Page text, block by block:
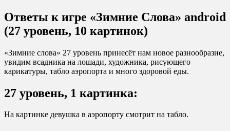
Ответы к игре «Зимние Слова» android
(27 уровень, 10 картинок)
«Зимние слова» 27 уровень принесёт нам новое разнообразие,
увидим всадника на лошади, художника, рисующего
карикатуры, табло аэропорта и много здоровой еды.
27 уровень, 1 картинка:
На картинке девушка в аэропорту смотрит на табло.